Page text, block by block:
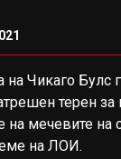
Чикаго Булс
терен за
на мечевите на
на ЛОИ.